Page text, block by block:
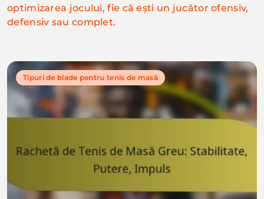
optimizarea jocului, fie că ești un jucător ofensiv,
defensiv sau complet.
Tipuri de blade pentru tenis de masă